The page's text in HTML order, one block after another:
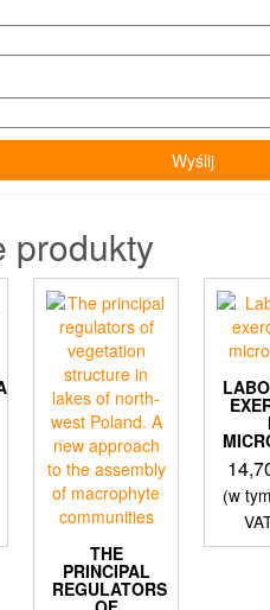
produkty
THE
PRINCIPAL
REGULATORS
(w